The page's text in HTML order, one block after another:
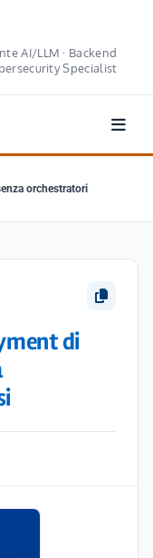
AI/LLM · Backend
Specialist
orchestratori
di